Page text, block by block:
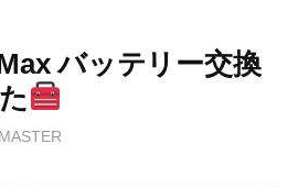
バッテリー交換